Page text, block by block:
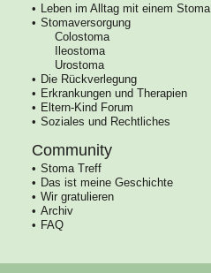
Leben im Alltag mit einem Stoma
Stomaversorgung
Colostoma
Ileostoma
Urostoma
Die Rückverlegung
Erkrankungen und Therapien
Eltern-Kind Forum
Soziales und Rechtliches
Community
Stoma Treff
Das ist meine Geschichte
Wir gratulieren
Archiv
FAQ